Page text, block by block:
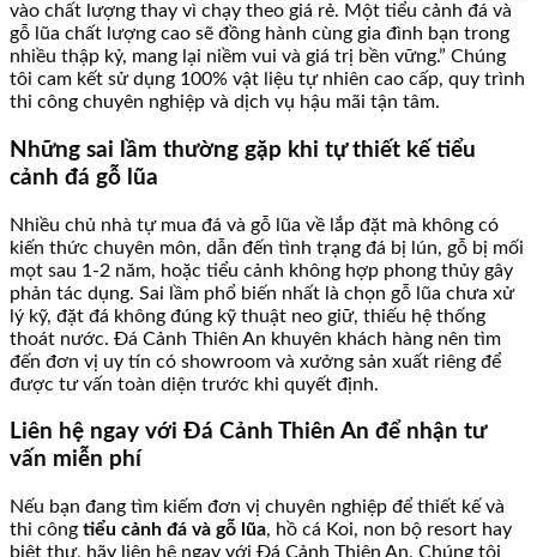
vào chất lượng thay vì chạy theo giá rẻ. Một tiểu cảnh đá và
gỗ lũa chất lượng cao sẽ đồng hành cùng gia đình bạn trong
nhiều thập kỷ, mang lại niềm vui và giá trị bền vững.” Chúng
tôi cam kết sử dụng 100% vật liệu tự nhiên cao cấp, quy trình
thi công chuyên nghiệp và dịch vụ hậu mãi tận tâm.
Những sai lầm thường gặp khi tự thiết kế tiểu
cảnh đá gỗ lũa
Nhiều chủ nhà tự mua đá và gỗ lũa về lắp đặt mà không có
kiến thức chuyên môn, dẫn đến tình trạng đá bị lún, gỗ bị mối
mọt sau 1-2 năm, hoặc tiểu cảnh không hợp phong thủy gây
phản tác dụng. Sai lầm phổ biến nhất là chọn gỗ lũa chưa xử
lý kỹ, đặt đá không đúng kỹ thuật neo giữ, thiếu hệ thống
thoát nước. Đá Cảnh Thiên An khuyên khách hàng nên tìm
đến đơn vị uy tín có showroom và xưởng sản xuất riêng để
được tư vấn toàn diện trước khi quyết định.
Liên hệ ngay với Đá Cảnh Thiên An để nhận tư
vấn miễn phí
Nếu bạn đang tìm kiếm đơn vị chuyên nghiệp để thiết kế và
thi công tiểu cảnh đá và gỗ lũa, hồ cá Koi, non bộ resort hay
biệt thự, hãy liên hệ ngay với Đá Cảnh Thiên An. Chúng tôi